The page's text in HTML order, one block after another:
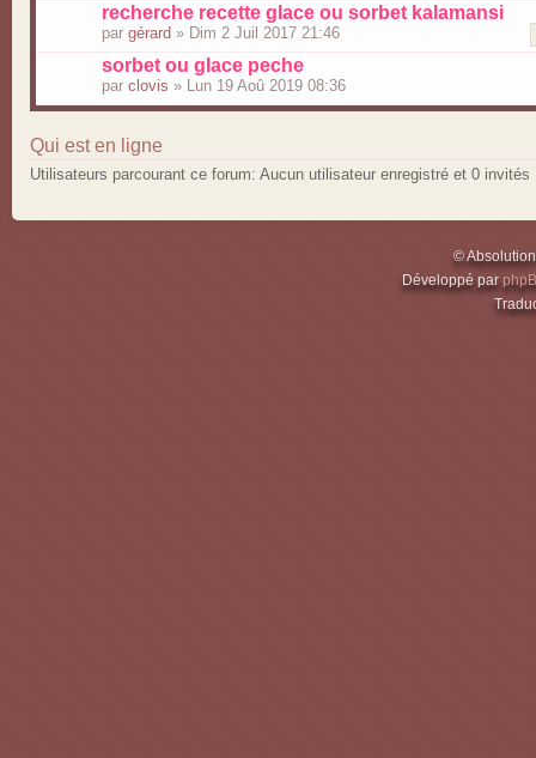
recherche recette glace ou sorbet kalamansi
par gérard » Dim 2 Juil 2017 21:46
sorbet ou glace peche
par clovis » Lun 19 Aoû 2019 08:36
Qui est en ligne
Utilisateurs parcourant ce forum: Aucun utilisateur enregistré et 0 invités
©
Développé par